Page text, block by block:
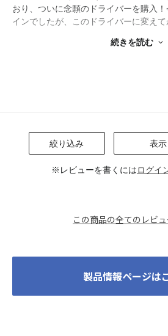
製品情報ページは
おり、ついに念願のドライバーを購入
インでしたが、このドライバーに変え
とても振りやすいみたいです。見た目
続きを読む
絞り込み 表
※レビューを書くにはログイ
この商品の全てのレビ